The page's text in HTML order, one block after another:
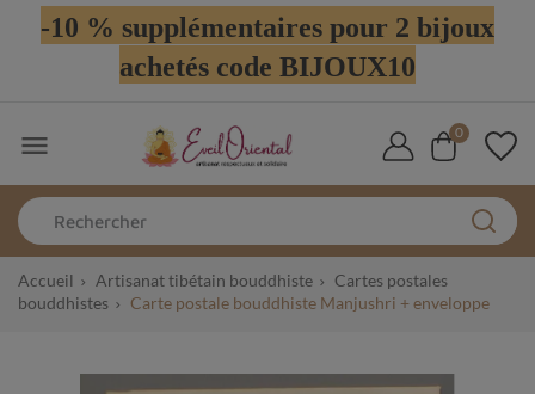
-10 % supplémentaires pour 2 bijoux
achetés code BIJOUX10
 0
Accueil Artisanat tibétain bouddhiste
Cartes postales
bouddhistes
Carte postale bouddhiste Manjushri + enveloppe